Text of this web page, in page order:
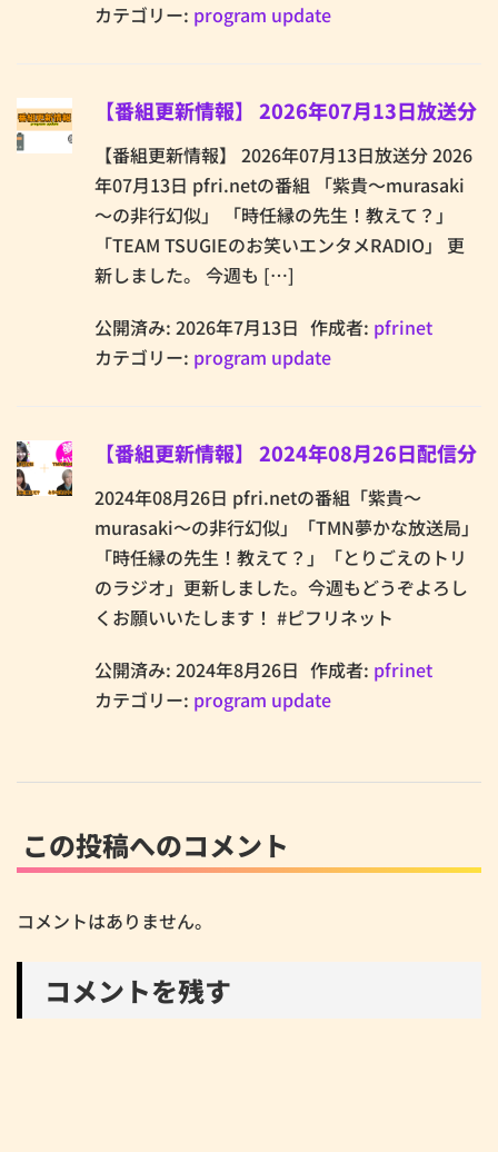
カテゴリー: program update
【番組更新情報】 2026年07月13日放送分
【番組更新情報】 2026年07月13日放送分 2026
年07月13日 pfri.netの番組 「紫貴～murasaki
～の非行幻似」 「時任縁の先生！教えて？」
「TEAM TSUGIEのお笑いエンタメRADIO」 更
新しました。 今週も […]
公開済み: 2026年7月13日 作成者: pfrinet
カテゴリー: program update
【番組更新情報】 2024年08月26日配信分
2024年08月26日 pfri.netの番組「紫貴～
murasaki～の非行幻似」「TMN夢かな放送局」
「時任縁の先生！教えて？」「とりごえのトリ
のラジオ」更新しました。今週もどうぞよろし
くお願いいたします！ #ピフリネット
公開済み: 2024年8月26日 作成者: pfrinet
カテゴリー: program update
この投稿へのコメント
コメントはありません。
コメントを残す